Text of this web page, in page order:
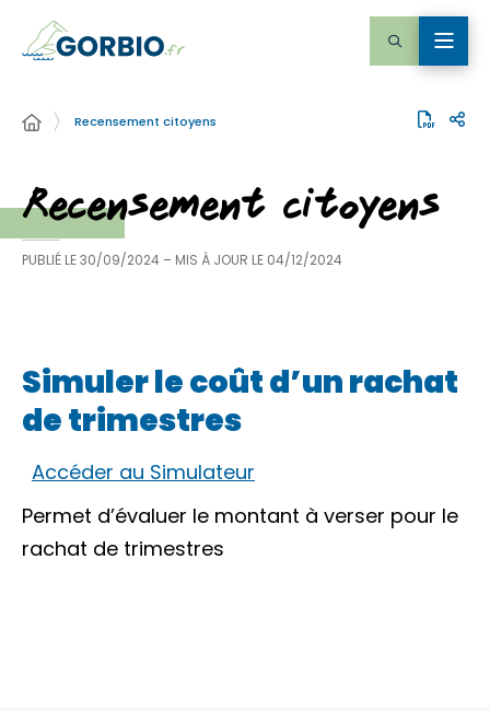
Recensement citoyens
Recensement citoyens
PUBLIÉ LE30/09/2024 – MIS À JOUR LE 04/12/2024
Simuler le coût d’un rachat
de trimestres
Accéder au Simulateur
Permet d’évaluer le montant à verser pour le
rachat de trimestres